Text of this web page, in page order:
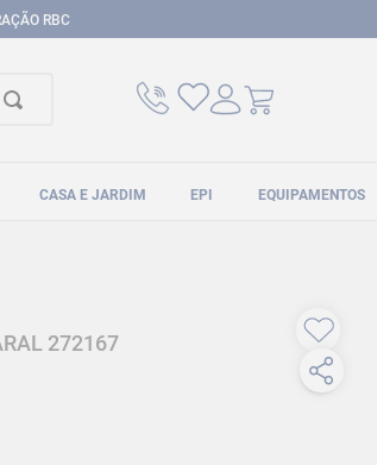
RBC
CASA E JARDIM EPI EQUIPAMENTOS
272167